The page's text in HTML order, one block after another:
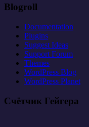
Blogroll
Documentation
Plugins
Suggest Ideas
Support Forum
Themes
WordPress Blog
WordPress Planet
Счётчик Гейгера